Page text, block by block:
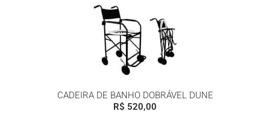
CADEIRA DE BANHO DOBRÁVEL DUNE
R$ 520,00